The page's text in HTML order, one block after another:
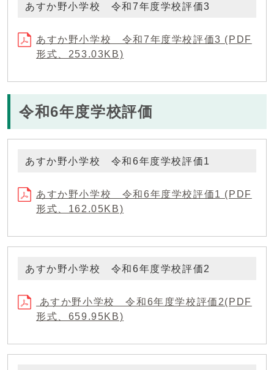
あすか野小学校 令和7年度学校評価3
あすか野小学校 令和7年度学校評価3 (PDF
形式、253.03KB)
令和6年度学校評価
あすか野小学校 令和6年度学校評価1
あすか野小学校 令和6年度学校評価1 (PDF
形式、162.05KB)
あすか野小学校 令和6年度学校評価2
あすか野小学校 令和6年度学校評価2(PDF
形式、659.95KB)